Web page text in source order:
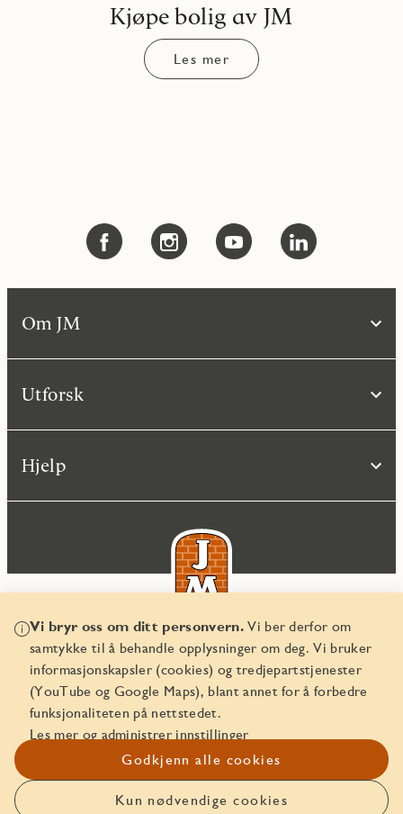
Kjøpe bolig av JM
Les mer
Vi bryr oss om ditt personvern.Vi ber derfor om
samtykke til å behandle opplysninger om deg. Vi bruker
informasjonskapsler (cookies) og tredjepartstjenester
(YouTube og Google Maps), blant annet for å forbedre
funksjonaliteten på nettstedet.
Les mer og administrer innstillinger
Godkjenn alle cookies
Kun nødvendige cookies
Om JM
Utforsk
Hjelp
© JM Norge AS 2026
Organisasjonsnummer 829 350 122